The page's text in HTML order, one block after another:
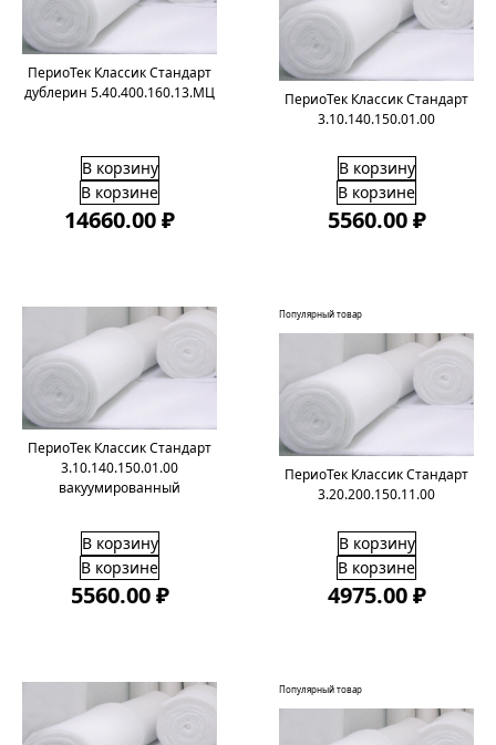
ПериоТек Классик Стандарт
дублерин 5.40.400.160.13.МЦ
В корзину
В корзине
14660.00 ₽
ПериоТек Классик Стандарт
3.10.140.150.01.00
В корзину
В корзине
5560.00 ₽
ПериоТек Классик Стандарт
3.10.140.150.01.00
вакуумированный
В корзину
В корзине
5560.00 ₽
Популярный товар
ПериоТек Классик Стандарт
3.20.200.150.11.00
В корзину
В корзине
4975.00 ₽
Популярный товар